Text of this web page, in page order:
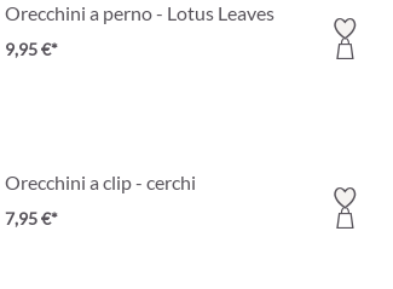
Orecchini a perno - Lotus Leaves
9,95 €*
Orecchini a clip - cerchi
7,95 €*